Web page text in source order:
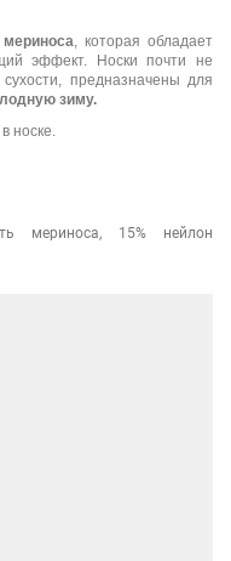
, которая обладает
эффект. Носки почти не
предназначены для
зиму.
носке.
мериноса, 15% нейлон